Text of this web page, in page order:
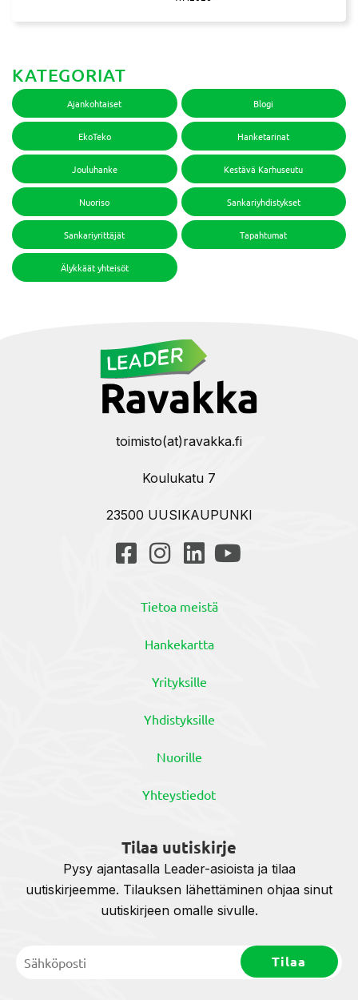
KATEGORIAT
Ajankohtaiset Blogi
EkoTeko Hanketarinat
Jouluhanke Kestävä Karhuseutu
Nuoriso Sankariyhdistykset
Sankariyrittäjät Tapahtumat
Älykkäät yhteisöt
toimisto(at)ravakka.fi
Koulukatu 7
23500 UUSIKAUPUNKI
Tietoa meistä
Hankekartta
Yrityksille
Yhdistyksille
Nuorille
Yhteystiedot
Tilaa uutiskirje
Pysy ajantasalla Leader-asioista ja tilaa
uutiskirjeemme. Tilauksen lähettäminen ohjaa sinut
uutiskirjeen omalle sivulle.